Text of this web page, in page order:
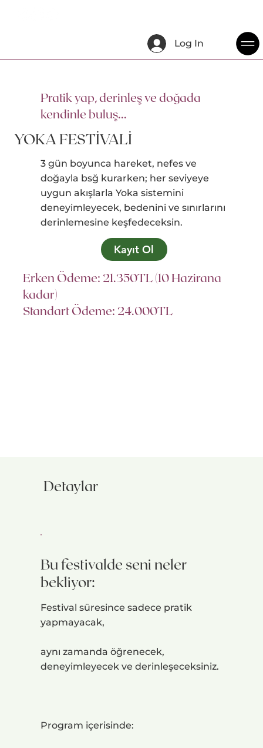
Log In
Pratik yap, derinleş ve doğada
kendinle buluş...
YOKA FESTİVALİ
3 gün boyunca hareket, nefes ve
doğayla bsğ kurarken; her seviyeye
uygun akışlarla Yoka sistemini
deneyimleyecek, bedenini ve sınırlarını
derinlemesine keşfedeceksin.
Kayıt Ol
Erken Ödeme: 21.350TL (10 Hazirana
kadar)
Standart Ödeme: 24.000TL
Detaylar
Bu festivalde seni neler
bekliyor:
Festival süresince sadece pratik
yapmayacak,
aynı zamanda öğrenecek,
deneyimleyecek ve derinleşeceksiniz.
Program içerisinde: